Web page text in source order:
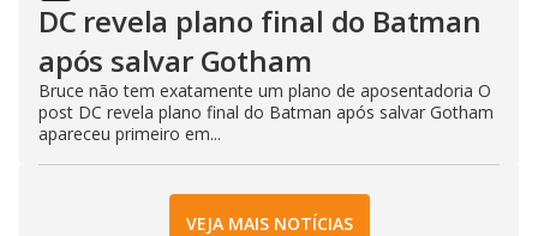
DC revela plano final do Batman
após salvar Gotham
Bruce não tem exatamente um plano de aposentadoria O
post DC revela plano final do Batman após salvar Gotham
apareceu primeiro em...
VEJA MAIS NOTÍCIAS